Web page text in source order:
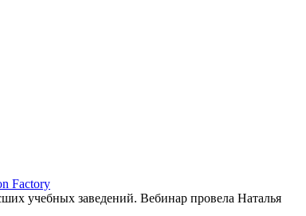
Factory
учебных заведений. Вебинар провела Наталья